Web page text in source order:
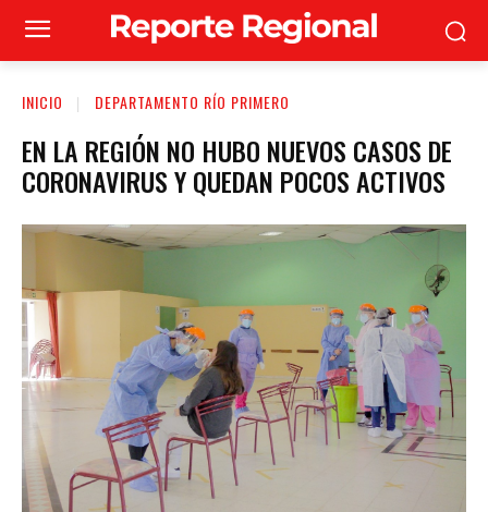
INICIO DEPARTAMENTO RÍO PRIMERO
EN LA REGIÓN NO HUBO NUEVOS CASOS DE
CORONAVIRUS Y QUEDAN POCOS ACTIVOS